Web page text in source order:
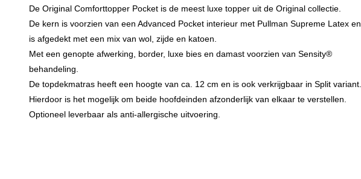
De Original Comforttopper Pocket is de meest luxe topper uit de Original collectie.
De kern is voorzien van een Advanced Pocket interieur met Pullman Supreme Latex en
is afgedekt met een mix van wol, zijde en katoen.
Met een genopte afwerking, border, luxe bies en damast voorzien van Sensity®
behandeling.
De topdekmatras heeft een hoogte van ca. 12 cm en is ook verkrijgbaar in Split variant.
Hierdoor is het mogelijk om beide hoofdeinden afzonderlijk van elkaar te verstellen.
Optioneel leverbaar als anti-allergische uitvoering.